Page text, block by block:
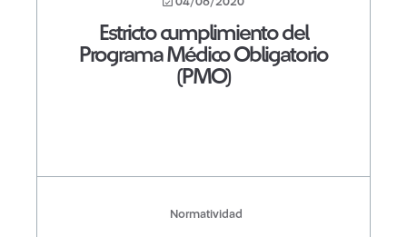
Estricto cumplimiento del
Programa Médico Obligatorio
(PMO)
Normatividad